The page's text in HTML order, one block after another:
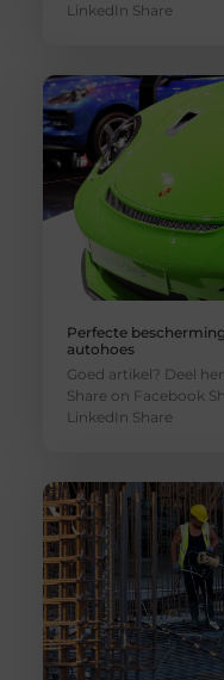
LinkedIn Share
Perfecte
autohoes
Goed artikel? Deel
Share on Facebook
LinkedIn Share